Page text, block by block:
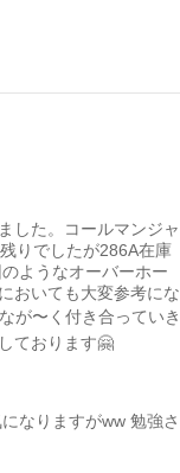
した。コールマンジャ
りでしたが286A在庫
ようなオーバーホー
おいても大変参考にな
が〜く付き合っていき
ております🤗
なりますがww 勉強さ